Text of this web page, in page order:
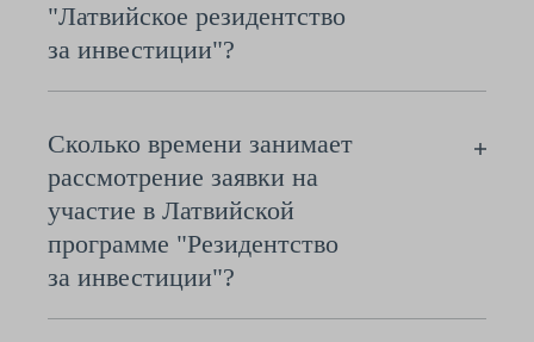
"Латвийское резидентство
за инвестиции"?
Сколько времени занимает
рассмотрение заявки на
участие в Латвийской
программе "Резидентство
за инвестиции"?